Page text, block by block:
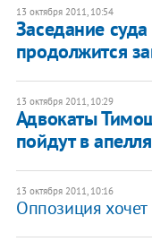
13 октября 2011, 10:54
Заседание
продолжится
13 октября 2011, 10:29
Адвокаты
пойдут в
13 октября 2011, 10:16
Оппозиция